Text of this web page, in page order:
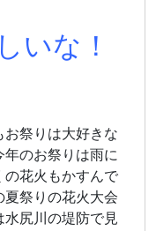
いな！
お祭りは大好きな
年のお祭りは雨に
の花火もかすんで
夏祭りの花火大会
水尻川の堤防で見